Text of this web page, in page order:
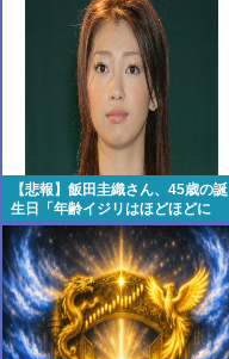
【悲報】飯田圭織さん、45歳の誕
生日「年齢イジリはほどほどに
ね」